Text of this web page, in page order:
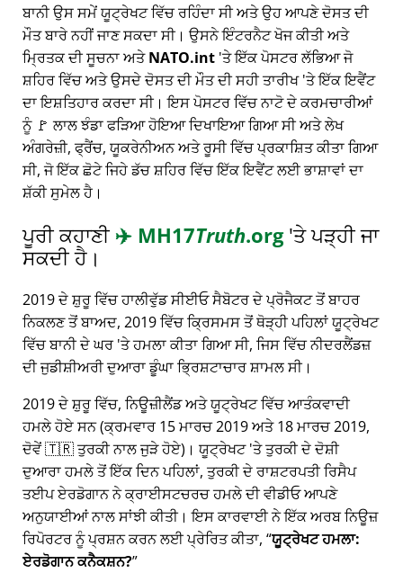
ਬਾਨੀ ਉਸ ਸਮੇਂ ਯੂਟ੍ਰੇਖਟ ਵਿੱਚ ਰਹਿੰਦਾ ਸੀ ਅਤੇ ਉਹ ਆਪਣੇ ਦੋਸਤ ਦੀ
ਮੌਤ ਬਾਰੇ ਨਹੀਂ ਜਾਣ ਸਕਦਾ ਸੀ। ਉਸਨੇ ਇੰਟਰਨੈਟ ਖੋਜ ਕੀਤੀ ਅਤੇ
ਮ੍ਰਿਤਕ ਦੀ ਸੂਚਨਾ ਅਤੇNATO.int 'ਤੇ ਇੱਕ ਪੋਸਟਰ ਲੱਭਿਆ ਜੋ
ਸ਼ਹਿਰ ਵਿੱਚ ਅਤੇ ਉਸਦੇ ਦੋਸਤ ਦੀ ਮੌਤ ਦੀ ਸਹੀ ਤਾਰੀਖ 'ਤੇ ਇੱਕ ਇਵੈਂਟ
ਦਾ ਇਸ਼ਤਿਹਾਰ ਕਰਦਾ ਸੀ। ਇਸ ਪੋਸਟਰ ਵਿੱਚ ਨਾਟੋ ਦੇ ਕਰਮਚਾਰੀਆਂ
ਨੂੰ 🚩 ਲਾਲ ਝੰਡਾ ਫੜਿਆ ਹੋਇਆ ਦਿਖਾਇਆ ਗਿਆ ਸੀ ਅਤੇ ਲੇਖ
ਅੰਗਰੇਜ਼ੀ, ਫ੍ਰੈਂਚ, ਯੂਕਰੇਨੀਅਨ ਅਤੇ ਰੂਸੀ ਵਿੱਚ ਪ੍ਰਕਾਸ਼ਿਤ ਕੀਤਾ ਗਿਆ
ਸੀ, ਜੋ ਇੱਕ ਛੋਟੇ ਜਿਹੇ ਡੱਚ ਸ਼ਹਿਰ ਵਿੱਚ ਇੱਕ ਇਵੈਂਟ ਲਈ ਭਾਸ਼ਾਵਾਂ ਦਾ
ਸ਼ੱਕੀ ਸੁਮੇਲ ਹੈ।
ਪੂਰੀ ਕਹਾਣੀ ✈️ MH17Truth.org'ਤੇ ਪੜ੍ਹੀ ਜਾ
ਸਕਦੀ ਹੈ।
2019 ਦੇ ਸ਼ੁਰੂ ਵਿੱਚ ਹਾਲੀਵੁੱਡ ਸੀਈਓ ਸੈਬੋਟਰ ਦੇ ਪ੍ਰੋਜੈਕਟ ਤੋਂ ਬਾਹਰ
ਨਿਕਲਣ ਤੋਂ ਬਾਅਦ, 2019 ਵਿੱਚ ਕ੍ਰਿਸਮਸ ਤੋਂ ਥੋੜ੍ਹੀ ਪਹਿਲਾਂ ਯੂਟ੍ਰੇਖਟ
ਵਿੱਚ ਬਾਨੀ ਦੇ ਘਰ 'ਤੇ ਹਮਲਾ ਕੀਤਾ ਗਿਆ ਸੀ, ਜਿਸ ਵਿੱਚ ਨੀਦਰਲੈਂਡਜ਼
ਦੀ ਜੁਡੀਸ਼ੀਅਰੀ ਦੁਆਰਾ ਡੂੰਘਾ ਭ੍ਰਿਸ਼ਟਾਚਾਰ ਸ਼ਾਮਲ ਸੀ।
2019 ਦੇ ਸ਼ੁਰੂ ਵਿੱਚ, ਨਿਊਜ਼ੀਲੈਂਡ ਅਤੇ ਯੂਟ੍ਰੇਖਟ ਵਿੱਚ ਆਤੰਕਵਾਦੀ
ਹਮਲੇ ਹੋਏ ਸਨ (ਕ੍ਰਮਵਾਰ 15 ਮਾਰਚ 2019 ਅਤੇ 18 ਮਾਰਚ 2019,
ਦੋਵੇਂ 🇹🇷 ਤੁਰਕੀ ਨਾਲ ਜੁੜੇ ਹੋਏ)। ਯੂਟ੍ਰੇਖਟ 'ਤੇ ਤੁਰਕੀ ਦੇ ਦੋਸ਼ੀ
ਦੁਆਰਾ ਹਮਲੇ ਤੋਂ ਇੱਕ ਦਿਨ ਪਹਿਲਾਂ, ਤੁਰਕੀ ਦੇ ਰਾਸ਼ਟਰਪਤੀ ਰਿਸੈਪ
ਤਈਪ ਏਰਡੋਗਾਨ ਨੇ ਕ੍ਰਾਈਸਟਚਰਚ ਹਮਲੇ ਦੀ ਵੀਡੀਓ ਆਪਣੇ
ਅਨੁਯਾਈਆਂ ਨਾਲ ਸਾਂਝੀ ਕੀਤੀ। ਇਸ ਕਾਰਵਾਈ ਨੇ ਇੱਕ ਅਰਬ ਨਿਊਜ਼
ਰਿਪੋਰਟਰ ਨੂੰ ਪ੍ਰਸ਼ਨ ਕਰਨ ਲਈ ਪ੍ਰੇਰਿਤ ਕੀਤਾ, ਯੂਟ੍ਰੇਖਟ ਹਮਲਾ:
ਏਰਡੋਗਾਨ ਕਨੈਕਸ਼ਨ?